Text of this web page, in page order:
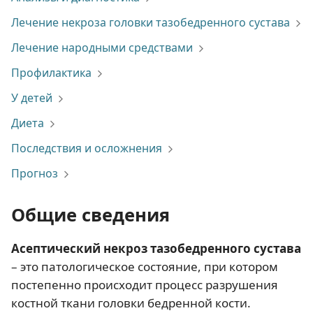
Лечение некроза головки тазобедренного сустава
Лечение народными средствами
Профилактика
У детей
Диета
Последствия и осложнения
Прогноз
Общие сведения
Асептический некроз тазобедренного сустава
– это патологическое состояние, при котором
постепенно происходит процесс разрушения
костной ткани головки бедренной кости.